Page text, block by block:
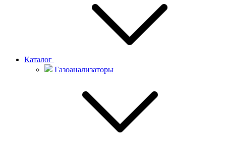
Каталог
Газоанализаторы